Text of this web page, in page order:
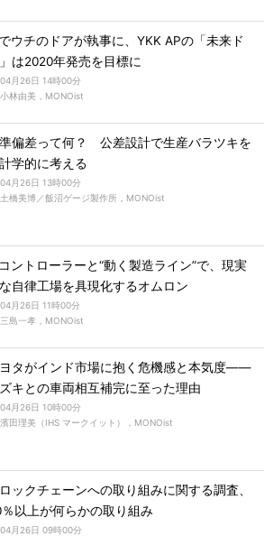
ウチのドアが執事に、YKK APの「未来ド
は2020年発売を目標に
04月26日 14時00分
小林由美，MONOist
偏差って何？ 公差設計で生産バラツキを
学的に考える
04月26日 13時00分
土橋美博／飯沼ゲージ製作所，MONOist
ントローラーと“動く製造ライン”で、現実
自律工場を具現化するオムロン
04月26日 11時00分
三島一孝，MONOist
ヨタがインド市場に抱く危機感と本気度――
キとの車両相互補完に至った理由
04月26日 10時00分
濱田理美（IHS マークイット），MONOist
ックチェーンへの取り組みに関する調査、
以上が何らかの取り組み
04月26日 09時00分